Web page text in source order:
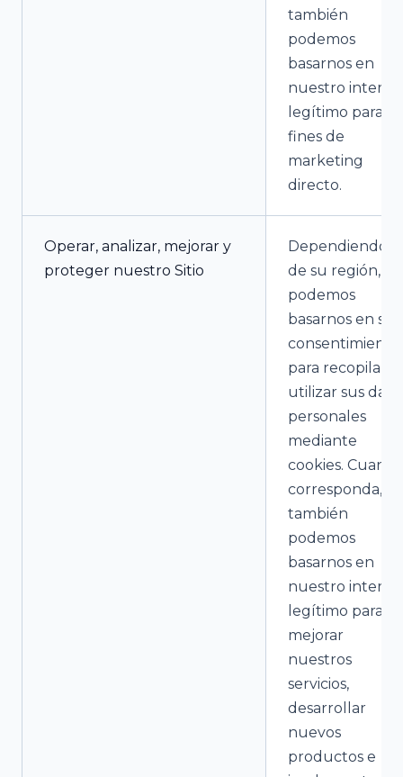
también
podemos
basarnos en
nuestro interés
legítimo para
fines de
marketing
directo.
Operar, analizar, mejorar y
proteger nuestro Sitio
Dependiendo
de su región,
podemos
basarnos en su
consentimiento
para recopilar y
utilizar sus
personales
mediante
cookies.
corresponda,
también
podemos
basarnos en
nuestro interés
legítimo para
mejorar
nuestros
servicios,
desarrollar
nuevos
productos e